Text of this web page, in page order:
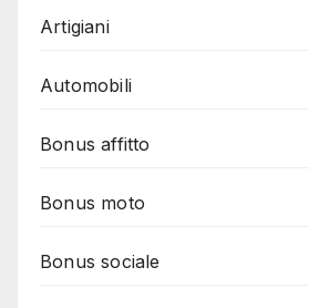
Artigiani
Automobili
Bonus affitto
Bonus moto
Bonus sociale